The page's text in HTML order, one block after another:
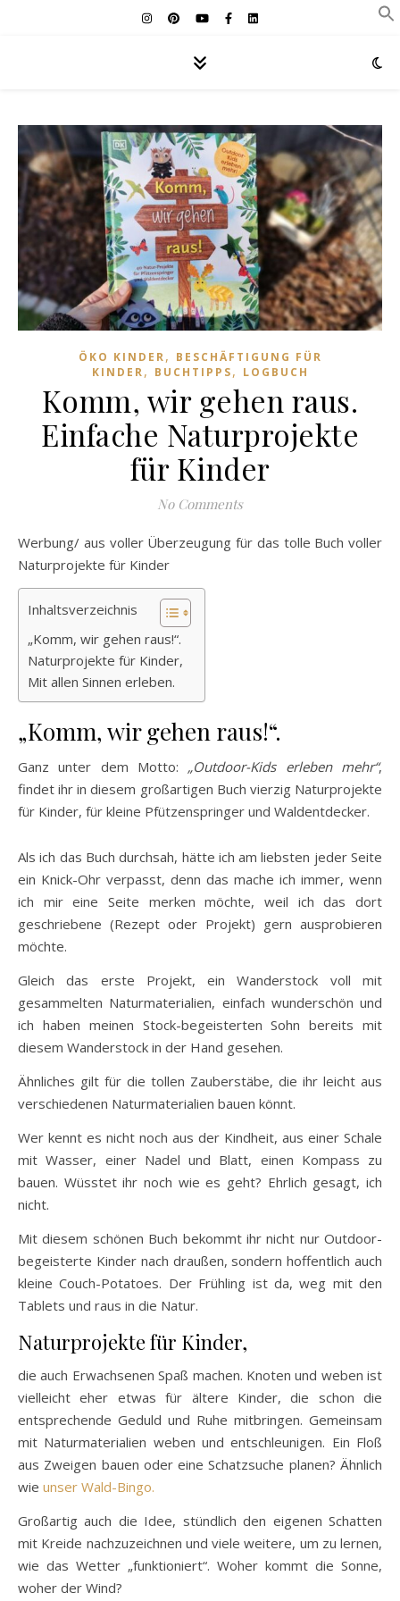
ÖKO KINDER, BESCHÄFTIGUNG FÜR
KINDER, BUCHTIPPS, LOGBUCH
Komm, wir gehen raus.
Einfache Naturprojekte
für Kinder
No Comments
Werbung/ aus voller Überzeugung für das tolle Buch voller
Naturprojekte für Kinder
Inhaltsverzeichnis
„Komm, wir gehen raus!“.
Naturprojekte für Kinder,
Mit allen Sinnen erleben.
„Komm, wir gehen raus!“.
Ganz unter dem Motto: „Outdoor-Kids erleben mehr“,
findet ihr in diesem großartigen Buch vierzig Naturprojekte
für Kinder, für kleine Pfützenspringer und Waldentdecker.
Als ich das Buch durchsah, hätte ich am liebsten jeder Seite
ein Knick-Ohr verpasst, denn das mache ich immer, wenn
ich mir eine Seite merken möchte, weil ich das dort
geschriebene (Rezept oder Projekt) gern ausprobieren
möchte.
Gleich das erste Projekt, ein Wanderstock voll mit
gesammelten Naturmaterialien, einfach wunderschön und
ich haben meinen Stock-begeisterten Sohn bereits mit
diesem Wanderstock in der Hand gesehen.
Ähnliches gilt für die tollen Zauberstäbe, die ihr leicht aus
verschiedenen Naturmaterialien bauen könnt.
Wer kennt es nicht noch aus der Kindheit, aus einer Schale
mit Wasser, einer Nadel und Blatt, einen Kompass zu
bauen. Wüsstet ihr noch wie es geht? Ehrlich gesagt, ich
nicht.
Mit diesem schönen Buch bekommt ihr nicht nur Outdoor-
begeisterte Kinder nach draußen, sondern hoffentlich auch
kleine Couch-Potatoes. Der Frühling ist da, weg mit den
Tablets und raus in die Natur.
Naturprojekte für Kinder,
die auch Erwachsenen Spaß machen. Knoten und weben ist
vielleicht eher etwas für ältere Kinder, die schon die
entsprechende Geduld und Ruhe mitbringen. Gemeinsam
mit Naturmaterialien weben und entschleunigen. Ein Floß
aus Zweigen bauen oder eine Schatzsuche planen? Ähnlich
wie unser Wald-Bingo.
Großartig auch die Idee, stündlich den eigenen Schatten
mit Kreide nachzuzeichnen und viele weitere, um zu lernen,
wie das Wetter „funktioniert“. Woher kommt die Sonne,
woher der Wind?